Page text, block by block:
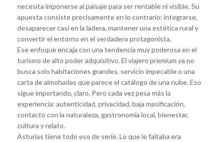
necesita imponerse al paisaje para ser rentable ni visible. Su
apuesta consiste precisamente en lo contrario: integrarse,
desaparecer casi en la ladera, mantener una estética rural y
convertir el entorno en el verdadero protagonista.
Ese enfoque encaja con una tendencia muy poderosa en el
turismo de alto poder adquisitivo. El viajero premium ya no
busca solo habitaciones grandes, servicio impecable o una
carta de almohadas que parece el catálogo de una nube. Eso
sigue importando, claro. Pero cada vez pesa más la
experiencia: autenticidad, privacidad, baja masificación,
contacto con la naturaleza, gastronomía local, bienestar,
cultura y relato.
Asturias tiene todo eso de serie. Lo que le faltaba era